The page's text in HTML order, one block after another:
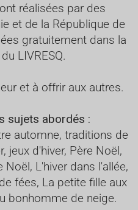
réalisées par des
et de la République de
gratuitement dans la
LIVRESQ.
et à offrir aux autres.
sujets abordés :
automne, traditions de
jeux d'hiver, Père Noël,
L'hiver dans l'allée,
fées, La petite fille aux
bonhomme de neige.